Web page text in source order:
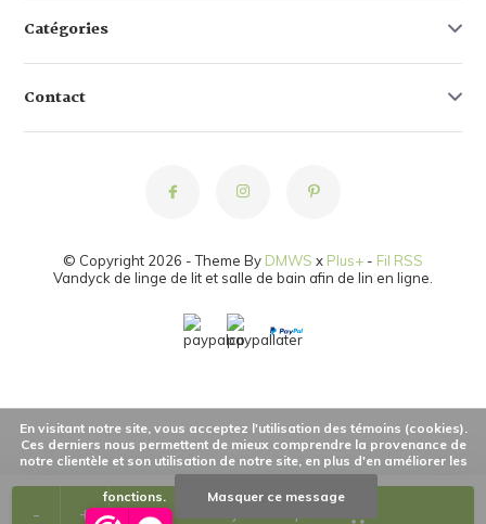
+
-
Catégories
Contact
© Copyright 2026 - Theme By DMWS x Plus+ - Fil RSS
Vandyck de linge de lit et salle de bain afin de lin en ligne.
En visitant notre site, vous acceptez l'utilisation des témoins (cookies).
Ces derniers nous permettent de mieux comprendre la provenance de
notre clientèle et son utilisation de notre site, en plus d'en améliorer les
fonctions. Masquer ce message